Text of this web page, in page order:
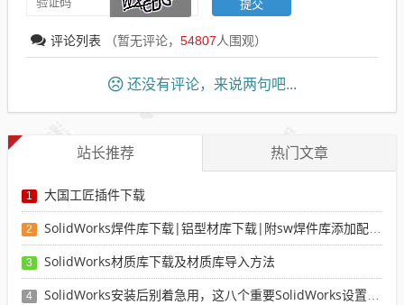
评论列表 （暂无评论， 54807人围观）
还没有评论，来说两句吧...
站长推荐 热门文章
1 大国工匠插件下载
2 SolidWorks焊件库下载|铝型材库下载|附sw焊件库添加配置使用教程
3 SolidWorks材质库下载及材质库导入方法
4 SolidWorks安装后别着急用，这八个重要SolidWorks设置可以提高你的画图效率